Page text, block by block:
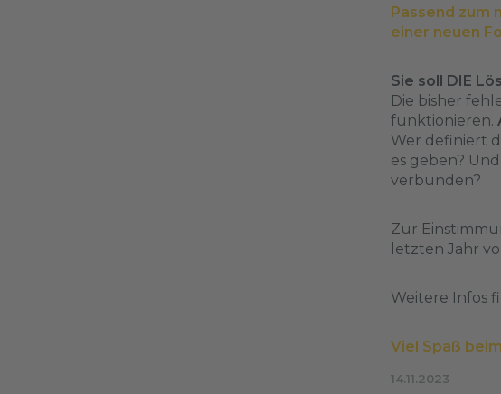
Passend zum
einer neuen
Sie soll DIE
Die bisher
funktionieren.
Wer definiert
es geben?
verbunden?
Zur
letzten Jahr
Weitere Infos
Viel Spaß
14.11.2023